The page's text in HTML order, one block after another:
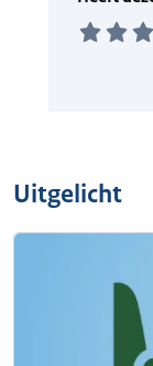
Uitgelicht